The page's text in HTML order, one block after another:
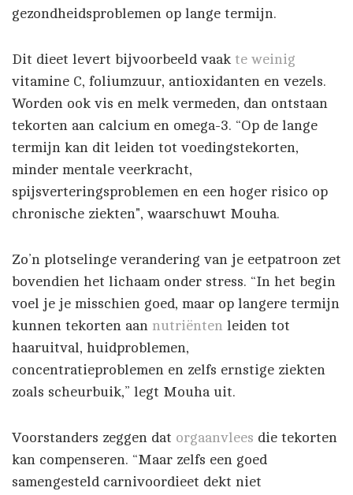
gezondheidsproblemen op lange termijn.
Dit dieet levert bijvoorbeeld vaak te weinig
vitamine C, foliumzuur, antioxidanten en vezels.
Worden ook vis en melk vermeden, dan ontstaan
tekorten aan calcium en omega-3. “Op de lange
termijn kan dit leiden tot voedingstekorten,
minder mentale veerkracht,
spijsverteringsproblemen en een hoger risico op
chronische ziekten", waarschuwt Mouha.
Zo’n plotselinge verandering van je eetpatroon zet
bovendien het lichaam onder stress. “In het begin
voel je je misschien goed, maar op langere termijn
kunnen tekorten aan nutriënten leiden tot
haaruitval, huidproblemen,
concentratieproblemen en zelfs ernstige ziekten
zoals scheurbuik,” legt Mouha uit.
Voorstanders zeggen dat orgaanvlees die tekorten
kan compenseren. “Maar zelfs een goed
samengesteld carnivoordieet dekt niet